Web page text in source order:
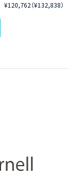
¥120,762（¥132,838）